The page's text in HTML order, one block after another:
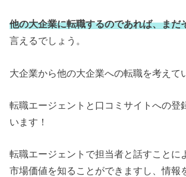
他の大企業に転職するのであれば、まだ
言えるでしょう。
大企業から他の大企業への転職を考えて
転職エージェントと口コミサイトへの登
います！
転職エージェントで担当者と話すことに
市場価値を知ることができますし、情報